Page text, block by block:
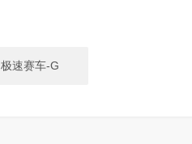
极速赛车-G